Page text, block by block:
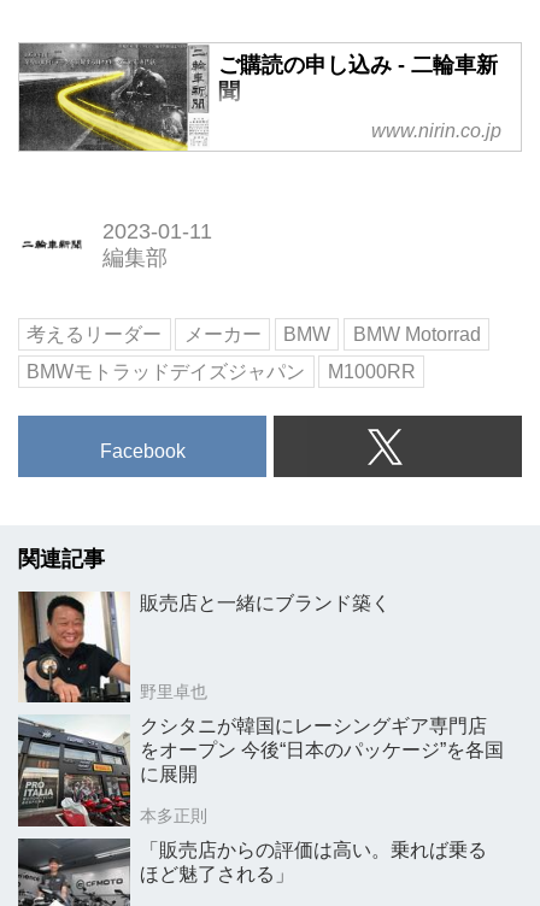
ご購読の申し込み - 二輪車新
聞
明日の二輪車市場を先読み！ 独
自データ満載の本紙購読はこちら
www.nirin.co.jp
2023-01-11
編集部
考えるリーダー メーカー BMW
BMW Motorrad
BMWモトラッドデイズジャパン
M1000RR
Facebook
関連記事
販売店と一緒にブランド築く
野里卓也
クシタニが韓国にレーシングギア専門店
をオープン 今後“日本のパッケージ”を各国
に展開
本多正則
「販売店からの評価は高い。乗れば乗る
ほど魅了される」